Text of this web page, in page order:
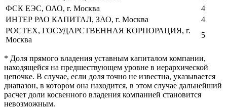
ФСК ЕЭС, ОАО, г. Москва
4
ИНТЕР РАО КАПИТАЛ, ЗАО, г. Москва
4
РОСТЕХ, ГОСУДАРСТВЕННАЯ КОРПОРАЦИЯ, г.
Москва
5
* Доля прямого владения уставным капиталом компании,
находящейся на предшествующем уровне в иерархической
цепочке. В случае, если доля точно не известна, указывается
диапазон, в котором она находится, в этом случае дальнейший
расчет доли косвенного владения компанией становится
невозможным.